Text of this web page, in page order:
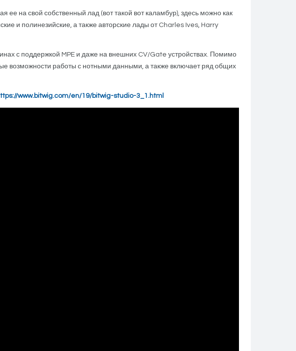
ее на свой собственный лад (вот такой вот каламбур), здесь можно как
и полинезийские, а также авторские лады от Charles Ives, Harry
с поддержкой MPE и даже на внешних CV/Gate устройствах. Помимо
возможности работы с нотными данными, а также включает ряд общих
www.bitwig.com/en/19/bitwig-studio-3_1.html